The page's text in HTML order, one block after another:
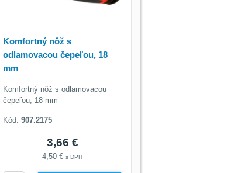
Komfortný nôž s
odlamovacou čepeľou, 18
mm
Komfortný nôž s odlamovacou
čepeľou, 18 mm
Kód: 907.2175
3,66 €
4,50 €s DPH